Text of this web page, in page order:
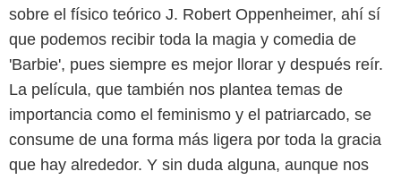
sobre el físico teórico J. Robert Oppenheimer, ahí sí
que podemos recibir toda la magia y comedia de
'Barbie', pues siempre es mejor llorar y después reír.
La película, que también nos plantea temas de
importancia como el feminismo y el patriarcado, se
consume de una forma más ligera por toda la gracia
que hay alrededor. Y sin duda alguna, aunque nos